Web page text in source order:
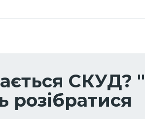
СКУД?
розібратися